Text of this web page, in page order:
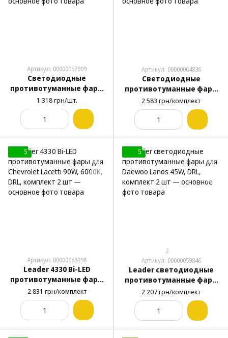
Артикул: 00000057909
Светодиодные
противотуманные фары
для ВАЗ 2110-2115 60W,
белый/желтый свет, 1
1 318 грн/шт.
Артикул: 00000064836
Светодиодные
противотуманные фары
для Chevrolet Aveo T250
90W, 6000K, комплект 2
2 583 грн/комплект
5
Артикул: 00000063398
Leader 4330 Bi-LED
противотуманные фары
для Chevrolet Lacetti 90W,
6000K, DRL, комплект 2
2 831 грн/комплект
5
2
Артикул: 00000059846
Leader светодиодные
противотуманные фары
для Daewoo Lanos 45W,
DRL, комплект 2 шт
2 207 грн/комплект